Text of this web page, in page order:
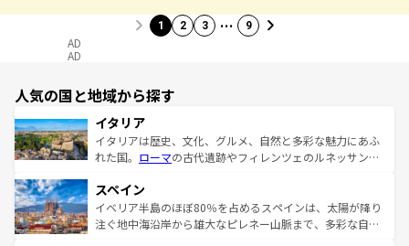
1 2 3 … 9
AD
AD
人気の国と地域から探す
イタリア
イタリアは歴史、文化、グルメ、自然と多彩な魅力にあふ
れた国。 ローマの古代遺跡やフィレンツェのルネッサンス
ろん、トスカーナの美しい田園風景やアマルフィ海岸の絶
景など、自然景観も見逃せない。観光の合間には、本場の
ピザやパスタなど、絶品のイタリア料理を堪能することも
スペイン
イベリア半島のほぼ80％を占めるスペインは、太陽が降り
注ぐ地中海沿岸から雄大なピレネー山脈まで、多彩な自然